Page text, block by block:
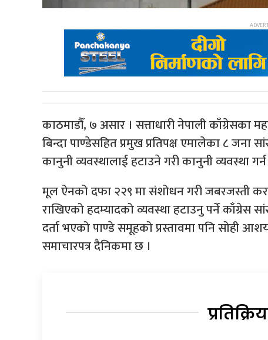
काठमाडौँ, ७ असार । सत्ताधारी नेपाली काँग्रेसका
बिन्दा पाण्डेसहित प्रमुख प्रतिपक्ष एमालेका ८ जना
कानुनी व्यवस्थालाई हटाउने गरी कानुनी व्यवस्था
मूल ऐनको दफा २२९ मा संशोधन गरी जबरजस्ती
राखिएको हदम्यादको व्यवस्था हटाउनु पर्ने
दर्ता भएको पाण्डे समूहको प्रस्तावमा पनि सोही
समाचारपत्र दैनिकमा छ ।